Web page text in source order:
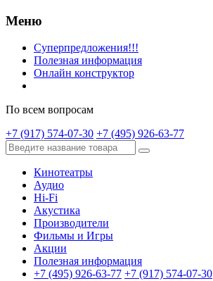
Меню
Суперпредложения!!!
Полезная информация
Онлайн конструктор
По всем вопросам
+7 (917) 574-07-30 +7 (495) 926-63-77
Кинотеатры
Аудио
Hi-Fi
Акустика
Производители
Фильмы и Игры
Акции
Полезная информация
+7 (495) 926-63-77 +7 (917) 574-07-30